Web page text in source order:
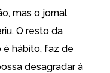
mas o jornal
O resto da
é hábito, faz de
desagradar à